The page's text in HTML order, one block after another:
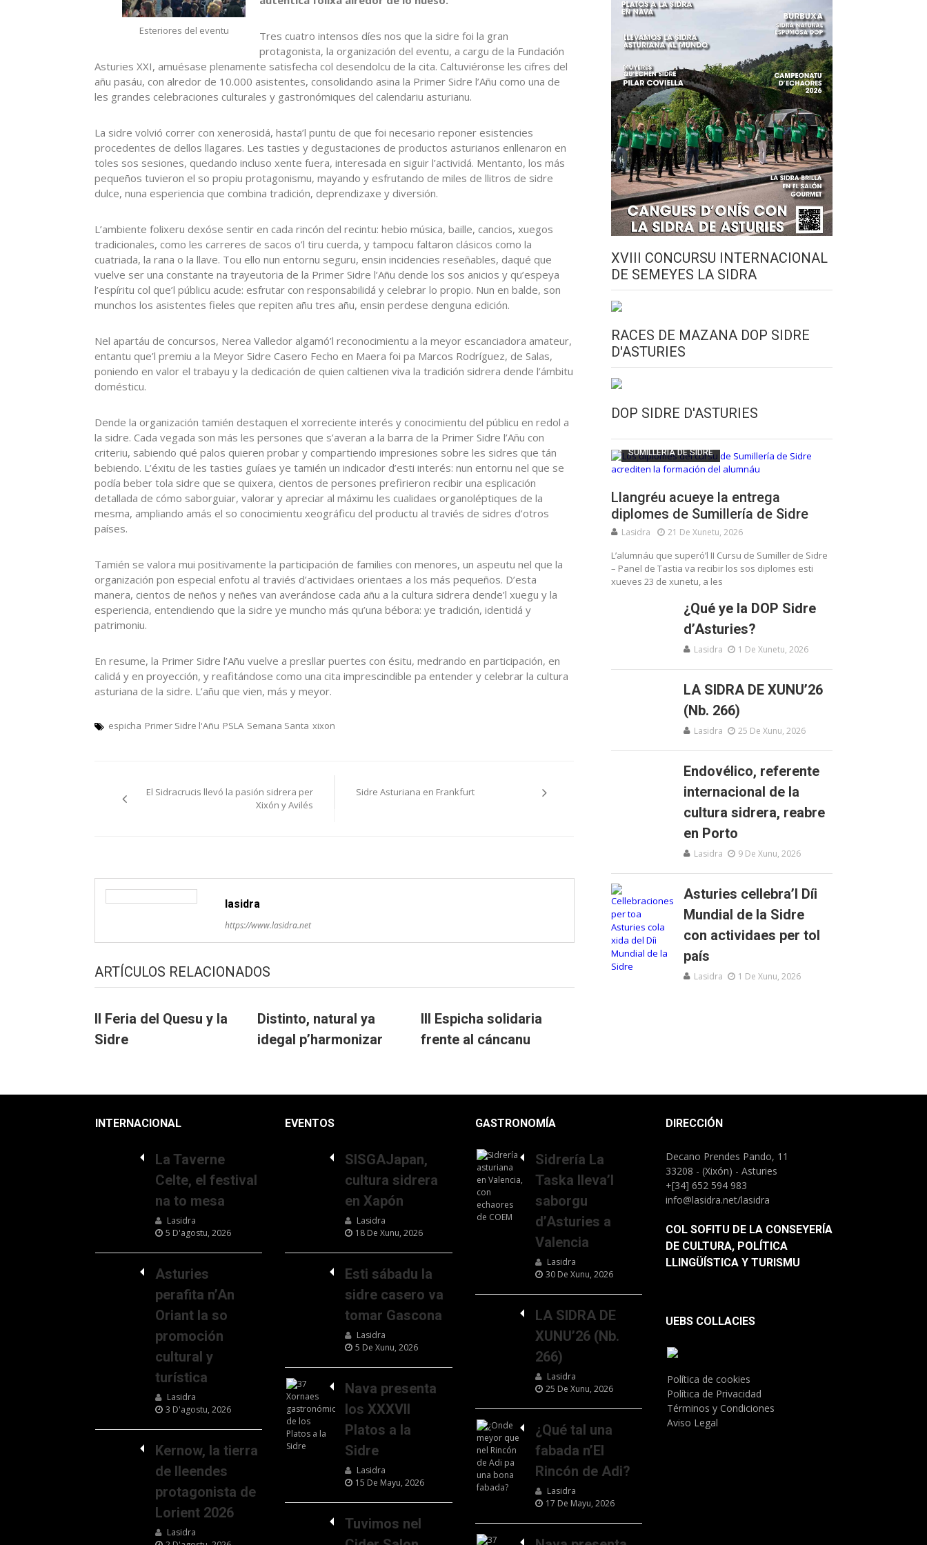
Esteriores del eventu
Tres cuatro intensos díes nos que la sidre foi la gran
protagonista, la organización del eventu, a cargu de la Fundación
Asturies XXI, amuésase plenamente satisfecha col desendolcu de la cita. Caltuviéronse les cifres del
añu pasáu, con alredor de 10.000 asistentes, consolidando asina la Primer Sidre l’Añu como una de
les grandes celebraciones culturales y gastronómiques del calendariu asturianu.
La sidre volvió correr con xenerosidá, hasta’l puntu de que foi necesario reponer esistencies
procedentes de dellos llagares. Les tasties y degustaciones de productos asturianos enllenaron en
toles sos sesiones, quedando incluso xente fuera, interesada en siguir l’actividá. Mentanto, los más
pequeños tuvieron el so propiu protagonismu, mayando y esfrutando de miles de llitros de sidre
dulce, nuna esperiencia que combina tradición, deprendizaxe y diversión.
L’ambiente folixeru dexóse sentir en cada rincón del recintu: hebio música, baille, cancios, xuegos
tradicionales, como les carreres de sacos o’l tiru cuerda, y tampocu faltaron clásicos como la
cuatriada, la rana o la llave. Tou ello nun entornu seguru, ensin incidencies reseñables, daqué que
vuelve ser una constante na trayeutoria de la Primer Sidre l’Añu dende los sos anicios y qu’espeya
l’espíritu col que’l públicu acude: esfrutar con responsabilidá y celebrar lo propio. Nun en balde, son
munchos los asistentes fieles que repiten añu tres añu, ensin perdese denguna edición.
Nel apartáu de concursos, Nerea Valledor algamó’l reconocimientu a la meyor escanciadora amateur,
entantu que’l premiu a la Meyor Sidre Casero Fecho en Maera foi pa Marcos Rodríguez, de Salas,
poniendo en valor el trabayu y la dedicación de quien caltienen viva la tradición sidrera dende l’ámbitu
domésticu.
Dende la organización tamién destaquen el xorreciente interés y conocimientu del públicu en redol a
la sidre. Cada vegada son más les persones que s’averan a la barra de la Primer Sidre l’Añu con
criteriu, sabiendo qué palos quieren probar y compartiendo impresiones sobre les sidres que tán
bebiendo. L’éxitu de les tasties guíaes ye tamién un indicador d’esti interés: nun entornu nel que se
podía beber tola sidre que se quixera, cientos de persones prefirieron recibir una esplicación
detallada de cómo saborguiar, valorar y apreciar al máximu les cualidaes organoléptiques de la
mesma, ampliando amás el so conocimientu xeográficu del productu al traviés de sidres d’otros
países.
Tamién se valora mui positivamente la participación de families con menores, un aspeutu nel que la
organización pon especial enfotu al traviés d’actividaes orientaes a los más pequeños. D’esta
manera, cientos de neños y neñes van averándose cada añu a la cultura sidrera dende’l xuegu y la
esperiencia, entendiendo que la sidre ye muncho más qu’una bébora: ye tradición, identidá y
patrimoniu.
En resume, la Primer Sidre l’Añu vuelve a presllar puertes con ésitu, medrando en participación, en
calidá y en proyección, y reafitándose como una cita imprescindible pa entender y celebrar la cultura
asturiana de la sidre. L’añu que vien, más y meyor.
espicha Primer Sidre l'Añu PSLA Semana Santa xixon
pelosEl Sidracrucis llevó la pasión sidrera per
Xixón y Avilés
Sidre Asturiana en Frankfurt
lasidra
https://www.lasidra.net
ARTÍCULOS RELACIONADOS
II Feria del Quesu y la
Sidre
Distinto, natural ya
idegal p’harmonizar
III Espicha solidaria
frente al cáncanu
XVIII CONCURSU INTERNACIONAL
DE SEMEYES LA SIDRA
RACES DE MAZANA DOP SIDRE
D'ASTURIES
DOP SIDRE D'ASTURIES
ESCUELA DE SUMILLERÍA DE LA SIDRE
SUMILLERÍA DE SIDRE
Llangréu acueye la entrega
diplomes de Sumillería de Sidre
Lasidra 21 De Xunetu, 2026
L’alumnáu que superó’l II Cursu de Sumiller de Sidre
– Panel de Tastia va recibir los sos diplomes esti
xueves 23 de xunetu, a les
¿Qué ye la DOP Sidre
d’Asturies?
Lasidra 1 De Xunetu, 2026
LA SIDRA DE XUNU’26
(Nb. 266)
Lasidra 25 De Xunu, 2026
Endovélico, referente
internacional de la
cultura sidrera, reabre
en Porto
Lasidra 9 De Xunu, 2026
Asturies cellebra’l Díi
Mundial de la Sidre
con actividaes per tol
país
Lasidra 1 De Xunu, 2026
INTERNACIONAL
La Taverne
Celte, el festival
na to mesa
Lasidra
5 D'agostu, 2026
Asturies
perafita n’An
Oriant la so
promoción
cultural y
turística
Lasidra
3 D'agostu, 2026
Kernow, la tierra
de lleendes
protagonista de
Lorient 2026
Lasidra
EVENTOS
SISGAJapan,
cultura sidrera
en Xapón
Lasidra
18 De Xunu, 2026
Esti sábadu la
sidre casero va
tomar Gascona
Lasidra
5 De Xunu, 2026
Nava presenta
los XXXVII
Platos a la
Sidre
Lasidra
15 De Mayu, 2026
Tuvimos nel
GASTRONOMÍA
Sidrería La
Taska lleva’l
saborgu
d’Asturies a
Valencia
Lasidra
30 De Xunu, 2026
LA SIDRA DE
XUNU’26 (Nb.
266)
Lasidra
25 De Xunu, 2026
¿Qué tal una
fabada n’El
Rincón de Adi?
Lasidra
17 De Mayu, 2026
DIRECCIÓN
Decano Prendes Pando, 11
33208 - (Xixón) - Asturies
+[34] 652 594 983
info@lasidra.net/lasidra
COL SOFITU DE LA CONSEYERÍA
DE CULTURA, POLÍTICA
LLINGÜÍSTICA Y TURISMU
UEBS COLLACIES
Política de cookies
Política de Privacidad
Términos y Condiciones
Aviso Legal